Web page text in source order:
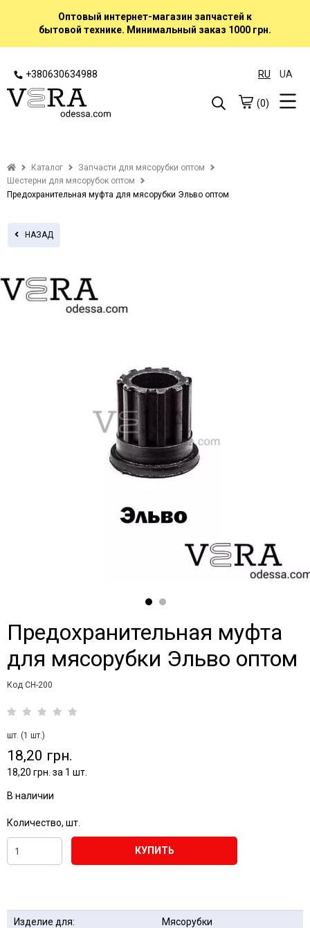
Оптовый интернет-магазин запчастей к
бытовой технике. Минимальный заказ 1000 грн.
+380630634988 RU UA
(0)
Каталог
Запчасти для мясорубки оптом
Шестерни для мясорубок оптом
Предохранительная муфта для мясорубки Эльво оптом
НАЗАД
Предохранительная муфта
для мясорубки Эльво оптом
Код CH-200
шт. (1 шт.)
18,20 грн.
18,20 грн. за 1 шт.
В наличии
Количество, шт.
КУПИТЬ
Изделие для: Мясорубки